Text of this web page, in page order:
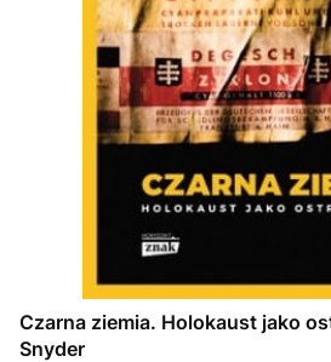
Czarna ziemia. Holokaust jako
Snyder